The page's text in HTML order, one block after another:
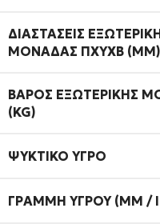
ΔΙΑΣΤΆΣΕΙΣ
ΜΟΝΆΔΑΣ ΠXΥXΒ (MM)
ΒΆΡΟΣ ΕΞΩΤΕΡΙΚΉΣ
(KG)
ΨΥΚΤΙΚΌ ΥΓΡΌ
ΓΡΑΜΜΉ ΥΓΡΟΎ (MM /